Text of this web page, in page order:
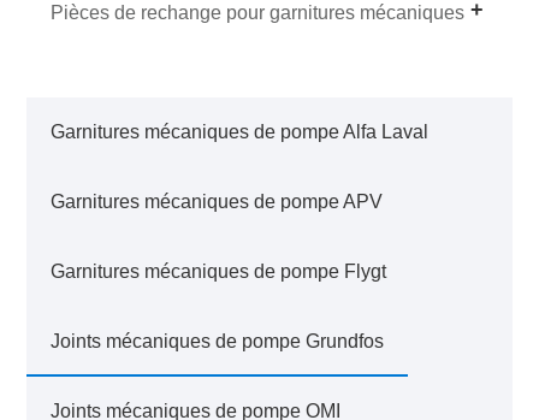
Pièces de rechange pour garnitures mécaniques
Garnitures mécaniques de pompe Alfa Laval
Garnitures mécaniques de pompe APV
Garnitures mécaniques de pompe Flygt
Joints mécaniques de pompe Grundfos
Joints mécaniques de pompe OMI